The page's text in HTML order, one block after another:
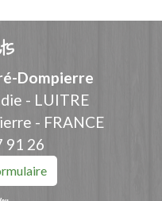
Dompierre
- LUITRE
- FRANCE
91 26